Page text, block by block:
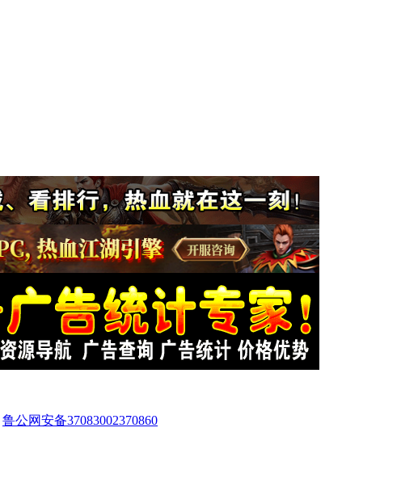
鲁公网安备37083002370860